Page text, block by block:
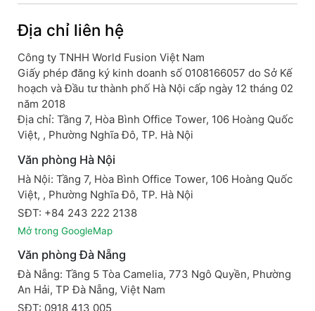
Địa chỉ liên hệ
Công ty TNHH World Fusion Việt Nam
Giấy phép đăng ký kinh doanh số 0108166057 do Sở Kế
hoạch và Đầu tư thành phố Hà Nội cấp ngày 12 tháng 02
năm 2018
Địa chỉ: Tầng 7, Hòa Bình Office Tower, 106 Hoàng Quốc
Việt, , Phường Nghĩa Đô, TP. Hà Nội
Văn phòng Hà Nội
Hà Nội: Tầng 7, Hòa Bình Office Tower, 106 Hoàng Quốc
Việt, , Phường Nghĩa Đô, TP. Hà Nội
SĐT: +84 243 222 2138
Mở trong GoogleMap
Văn phòng Đà Nẵng
Đà Nẵng: Tầng 5 Tòa Camelia, 773 Ngô Quyền, Phường
An Hải, TP Đà Nẵng, Việt Nam
SĐT: 0918 413 005